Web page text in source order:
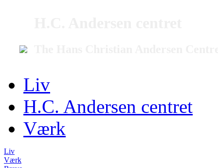
Liv
H.C. Andersen centret
Værk
Liv
Værk